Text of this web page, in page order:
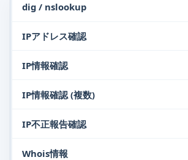
dig / nslookup
IPアドレス確認
IP情報確認
IP情報確認 (複数)
IP不正報告確認
Whois情報